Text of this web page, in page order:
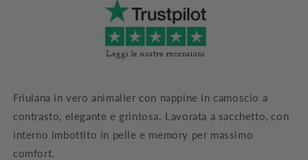
Friulana in vero animalier con nappine in camoscio a
contrasto, elegante e grintosa. Lavorata a sacchetto, con
interno imbottito in pelle e memory per massimo
comfort.